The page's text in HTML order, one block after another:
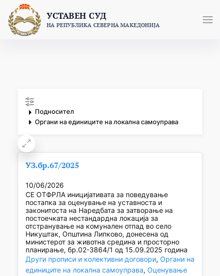
content
УСТАВЕН СУД
НА РЕПУБЛИКА СЕВЕРНА МАКЕДОНИЈА
Подносител
Органи на единиците на локална самоуправа
УЗ.бр.67/2025
10/06/2026
СЕ ОТФРЛА иницијативата за поведување
постапка за оценување на уставноста и
законитоста на Наредбата за затворање на
постоечката нестандардна локација за
отстранување на комунален отпад во село
Никуштак, Општина Липково, донесена од
министерот за животна средина и просторно
планирање, бр.02-3864/1 од 15.09.2025 година
Други прописи и колективни договори, Органи на
единиците на локална самоуправа, Оценување